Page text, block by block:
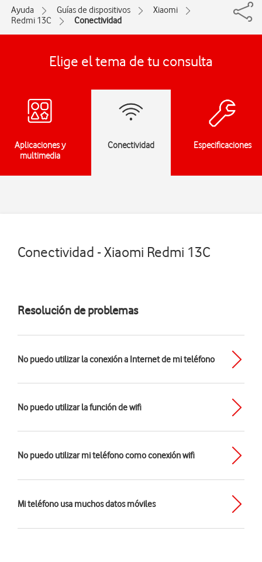
Ayuda Guías de dispositivos
Xiaomi
Redmi 13C
Conectividad
Elige el tema de tu consulta
Aplicaciones y
multimedia
Conectividad Especificaciones
Conectividad - Xiaomi Redmi 13C
Resolución de problemas
No puedo utilizar la conexión a Internet de mi teléfono
No puedo utilizar la función de wifi
No puedo utilizar mi teléfono como conexión wifi
Mi teléfono usa muchos datos móviles